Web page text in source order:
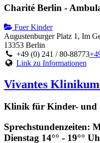
Charité Berlin -
Fuer Kinder
Augustenburger Platz 1, Im
13353 Berlin
+49 (0) 241 / 80-88773
Link zu Informationen
Vivantes
Klinik für Kinder- und
Sprechstundenzeiten:
Dienstag 14°° - 19°°